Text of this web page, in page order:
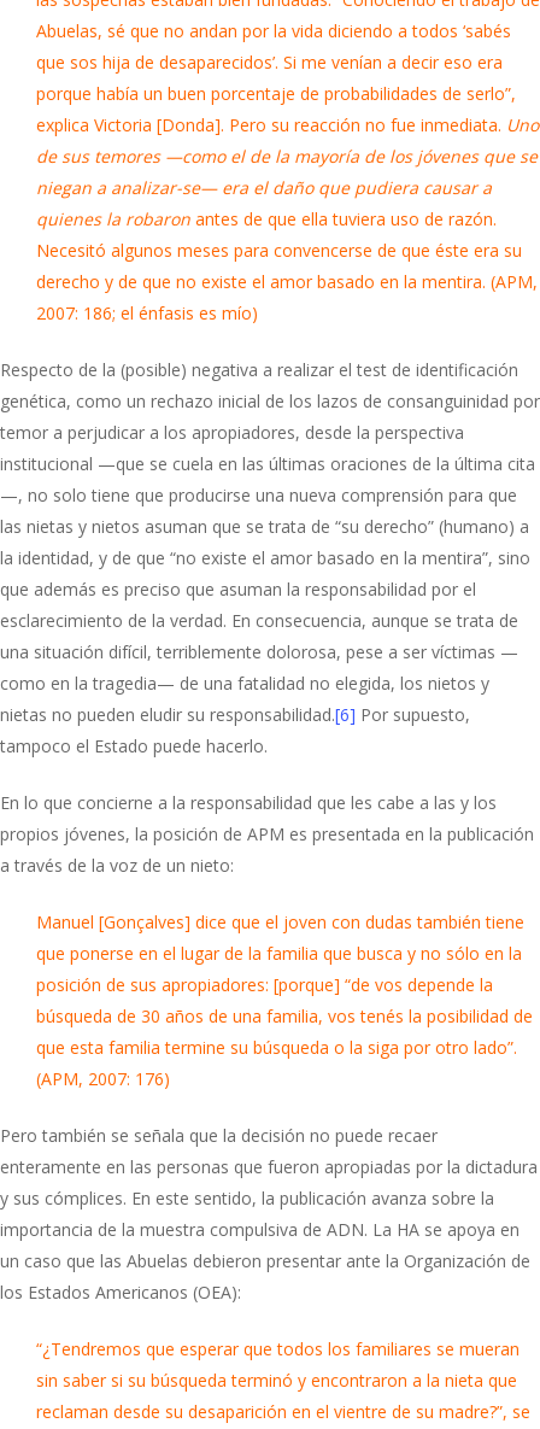
Abuelas, sé que no andan por la vida diciendo a todos ‘sabés
que sos hija de desaparecidos’. Si me venían a decir eso era
porque había un buen porcentaje de probabilidades de serlo”,
explica Victoria [Donda]. Pero su reacción no fue inmediata. Uno
de sus temores —como el de la mayoría de los jóvenes que se
niegan a analizar-se— era el daño que pudiera causar a
quienes la robaron antes de que ella tuviera uso de razón.
Necesitó algunos meses para convencerse de que éste era su
derecho y de que no existe el amor basado en la mentira. (APM,
2007: 186; el énfasis es mío)
Respecto de la (posible) negativa a realizar el test de identificación
genética, como un rechazo inicial de los lazos de consanguinidad por
temor a perjudicar a los apropiadores, desde la perspectiva
institucional —que se cuela en las últimas oraciones de la última cita
—, no solo tiene que producirse una nueva comprensión para que
las nietas y nietos asuman que se trata de “su derecho” (humano) a
la identidad, y de que “no existe el amor basado en la mentira”, sino
que además es preciso que asuman la responsabilidad por el
esclarecimiento de la verdad. En consecuencia, aunque se trata de
una situación difícil, terriblemente dolorosa, pese a ser víctimas —
como en la tragedia— de una fatalidad no elegida, los nietos y
nietas no pueden eludir su responsabilidad.[6] Por supuesto,
tampoco el Estado puede hacerlo.
En lo que concierne a la responsabilidad que les cabe a las y los
propios jóvenes, la posición de APM es presentada en la publicación
a través de la voz de un nieto:
Manuel [Gonçalves] dice que el joven con dudas también tiene
que ponerse en el lugar de la familia que busca y no sólo en la
posición de sus apropiadores: [porque] “de vos depende la
búsqueda de 30 años de una familia, vos tenés la posibilidad de
que esta familia termine su búsqueda o la siga por otro lado”.
(APM, 2007: 176)
Pero también se señala que la decisión no puede recaer
enteramente en las personas que fueron apropiadas por la dictadura
y sus cómplices. En este sentido, la publicación avanza sobre la
importancia de la muestra compulsiva de ADN. La HA se apoya en
un caso que las Abuelas debieron presentar ante la Organización de
los Estados Americanos (OEA):
“¿Tendremos que esperar que todos los familiares se mueran
sin saber si su búsqueda terminó y encontraron a la nieta que
reclaman desde su desaparición en el vientre de su madre?”, se